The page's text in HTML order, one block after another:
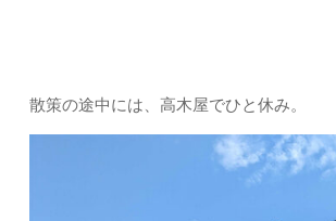
散策の途中には、高木屋でひと休み。